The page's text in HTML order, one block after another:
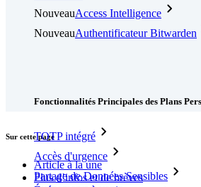
NouveauAccess Intelligence
NouveauAuthentificateur Bitwarden
Fonctionnalités Principales des Plans
TOTP intégré
Accès d'urgence
Partage de Données Sensibles
Sur cette page
Article à la une
Plus d’infos et de brèves